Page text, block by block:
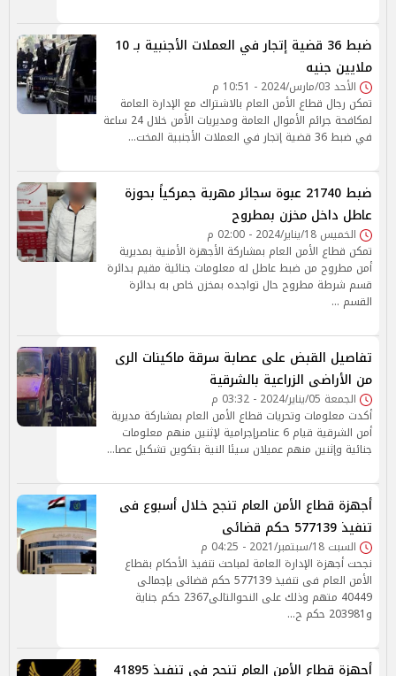
ضبط 36 قضية إتجار في العملات الأجنبية بـ 10
ملايين جنيه
الأحد 03/مارس/2024 - 10:51 م
تمكن رجال قطاع الأمن العام بالاشتراك مع الإدارة العامة
لمكافحة جرائم الأموال العامة ومديريات الأمن خلال 24 ساعة
في ضبط 36 قضية إتجار في العملات الأجنبية المخت…
ضبط 21740 عبوة سجائر مهربة جمركياً بحوزة
عاطل داخل مخزن بمطروح
الخميس 18/يناير/2024 - 02:00 م
تمكن قطاع الأمن العام بمشاركة الأجهزة الأمنية بمديرية
أمن مطروح من ضبط عاطل له معلومات جنائية مقيم بدائرة
قسم شرطة مطروح حال تواجده بمخزن خاص به بدائرة
القسم …
تفاصيل القبض على عصابة سرقة ماكينات الرى
من الأراضى الزراعية بالشرقية
الجمعة 05/يناير/2024 - 03:32 م
أكدت معلومات وتحريات قطاع الأمن العام بمشاركة مديرية
أمن الشرقية قيام 6 عناصرإجرامية لإثنين منهم معلومات
جنائية وإثنين منهم عميلان سيئا النية بتكوين تشكيل عصا…
أجهزة قطاع الأمن العام تنجح خلال أسبوع فى
تنفيذ 577139 حكم قضائى
السبت 18/سبتمبر/2021 - 04:25 م
نجحت أجهزة الإدارة العامة لمباحث تنفيذ الأحكام بقطاع
الأمن العام فى تنفيذ 577139 حكم قضائى بإجمالى
40449 متهم وذلك على النحوالتالى2367 حكم جناية
و203981 حكم ح…
أجهزة قطاع الأمن العام تنجح فى تنفيذ 41895